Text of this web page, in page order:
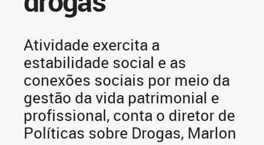
Atividade exercita a
estabilidade social e as
conexões sociais por meio da
gestão da vida patrimonial e
profissional, conta o diretor de
Políticas sobre Drogas, Marlon